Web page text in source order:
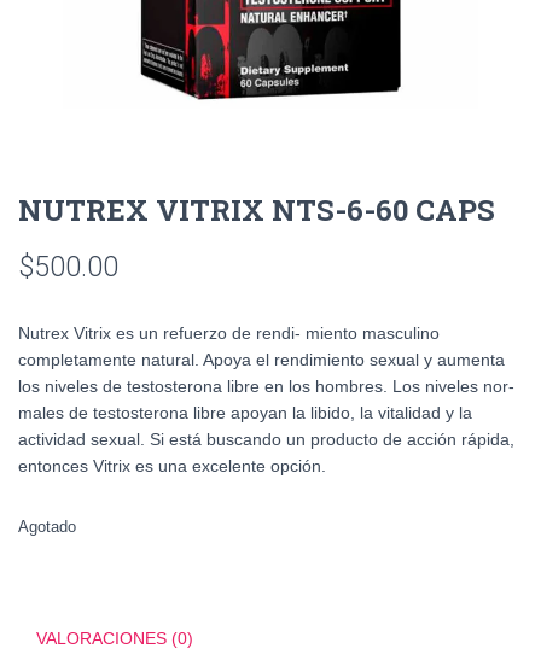
NUTREX VITRIX NTS-6-60 CAPS
$500.00
Nutrex Vitrix es un refuerzo de rendi- miento masculino
completamente natural. Apoya el rendimiento sexual y aumenta
los niveles de testosterona libre en los hombres. Los niveles nor-
males de testosterona libre apoyan la libido, la vitalidad y la
actividad sexual. Si está buscando un producto de acción rápida,
entonces Vitrix es una excelente opción.
Agotado
VALORACIONES (0)